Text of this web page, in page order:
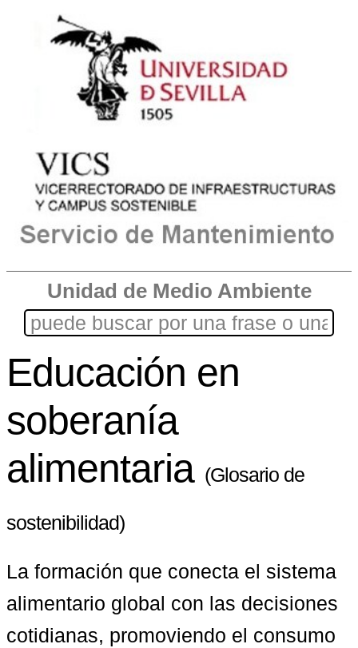
Unidad de Medio Ambiente
Educación en
soberanía
alimentaria (Glosario de
sostenibilidad)
La formación que conecta el sistema
alimentario global con las decisiones
cotidianas, promoviendo el consumo